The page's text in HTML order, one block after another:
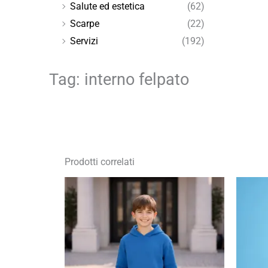
Salute ed estetica
(62)
Scarpe
(22)
Servizi
(192)
Tag: interno felpato
Prodotti correlati
Fascia
di
prezzo:
9,90 €
a
14,14 €